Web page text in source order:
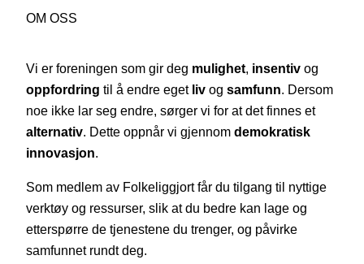
OM OSS
Vi er foreningen som gir deg mulighet, insentiv og
oppfordring til å endre eget liv og samfunn. Dersom
noe ikke lar seg endre, sørger vi for at det finnes et
alternativ. Dette oppnår vi gjennom demokratisk
innovasjon.
Som medlem av Folkeliggjort får du tilgang til nyttige
verktøy og ressurser, slik at du bedre kan lage og
etterspørre de tjenestene du trenger, og påvirke
samfunnet rundt deg.